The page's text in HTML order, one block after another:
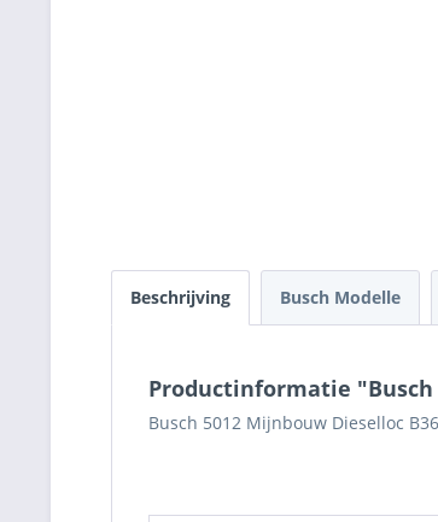
Beschrijving Busch Modelle
Productinformatie "Busch
Busch 5012 Mijnbouw Dieselloc